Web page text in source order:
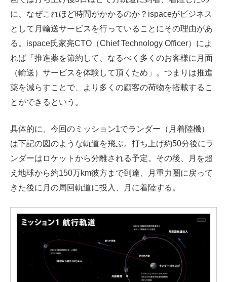
に、なぜこれほど時間がかかるのか？ispaceがビジネス
として月輸送サービスを行っていることにその理由があ
る。ispace氏家亮CTO（Chief Technology Officer）によ
れば「推進薬を節約して、なるべく多くのお客様に月面
（輸送）サービスを体験して頂くため」。つまりは推進
薬を減らすことで、より多くの顧客の荷物を搭載するこ
とができるという。
具体的に、今回のミッション1でランダー（月着陸機）
は下記の図のような軌道を飛ぶ。打ち上げ約50分後にラ
ンダーはロケットから分離される予定。その後、月を超
え地球から約150万km彼方まで到達、月重力圏に戻って
きた後に月の周回軌道に投入、月に着陸する。